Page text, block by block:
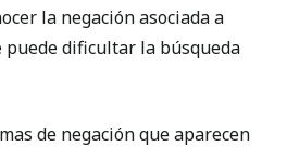
la negación asociada a
puede dificultar la búsqueda
de negación que aparecen